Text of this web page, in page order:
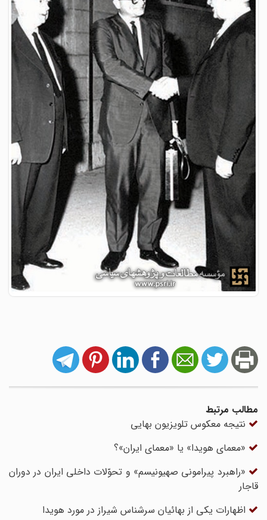
مطالب مرتبط
نتیجه معکوس تلویزیون بهایی
«معمای هویدا» یا «معمای ایران»؟
«راهبرد پیرامونی صهیونیسم» و تحوّلات داخلی ایران در دوران
قاجار
اظهارات یکی از بهائیان سرشناس شیراز در مورد هویدا